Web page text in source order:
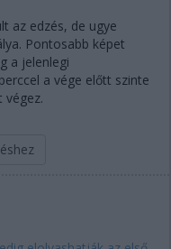
az edzés, de ugye
Pontosabb képet
a jelenlegi
a vége előtt szinte
végez.